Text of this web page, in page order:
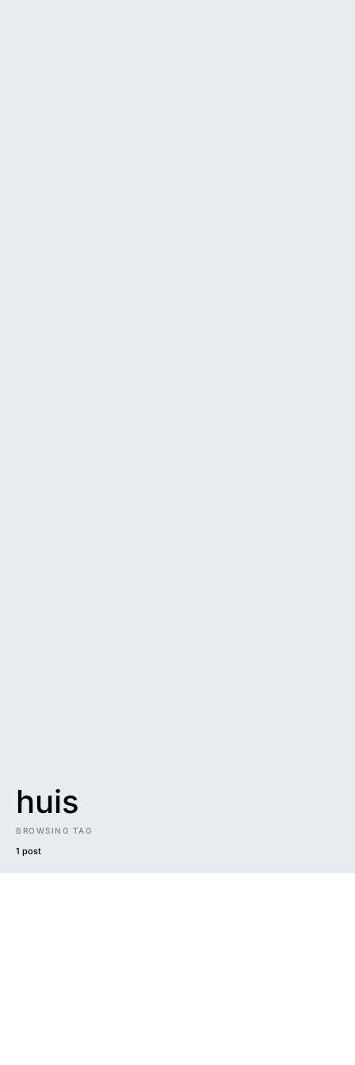
huis
BROWSING TAG
1 post